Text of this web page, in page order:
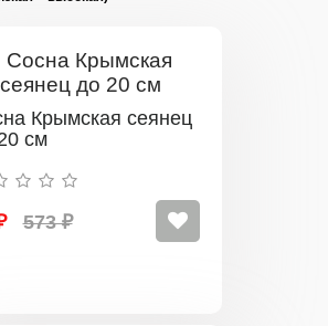
Крымская сеянец
см
573 ₽